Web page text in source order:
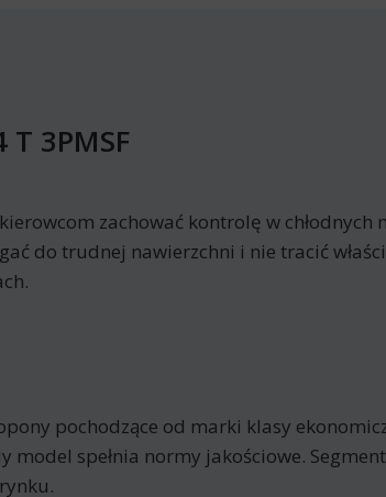
3PMSF
zachować kontrolę w
do trudnej nawierzchni i nie tracić
pochodzące od marki klasy
spełnia normy jakościowe.